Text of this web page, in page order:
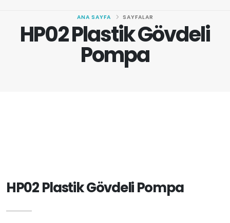
HP02 Plastik Gövdeli
Pompa
ANA SAYFA SAYFALAR
HP02 Plastik Gövdeli Pompa